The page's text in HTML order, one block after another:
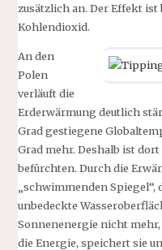
zusätzlich an. Der Effekt ist
Kohlendioxid.
An den
Polen
verläuft die
Erderwärmung deutlich
Grad gestiegene
Grad mehr. Deshalb ist
befürchten. Durch die
„schwimmenden Spiegel“,
unbedeckte
Sonnenenergie nicht
die Energie, speichert sie